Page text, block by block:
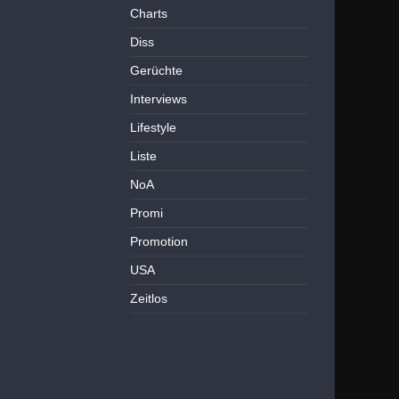
Charts
Diss
Gerüchte
Interviews
Lifestyle
Liste
NoA
Promi
Promotion
USA
Zeitlos